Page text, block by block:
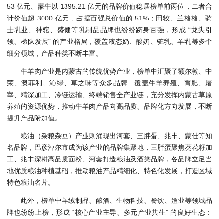
53 亿元、蒙牛以 1395.21 亿元的品牌价值稳居榜单前两位，二者合
计价值超 3000 亿元，占据百强总价值的 51%；田牧、兰格格、骑
士乳业、神驼、盛健等乳制品品牌也纷纷跻身百强，形成 “龙头引
领、梯队发展” 的产业格局，覆盖液态奶、酸奶、驼乳、羊乳等多个
细分领域，产品种类不断丰富。
牛羊肉产业是内蒙古的传统优势产业，榜单中汇聚了额尔敦、中
荣、澳菲利、沁绿、草之味等众多品牌，覆盖牛羊养殖、育肥、屠
宰、精深加工、冷链运输、终端销售全产业链，充分发挥内蒙古草原
养殖的资源优势，推动牛羊肉产品向高品质、品牌化方向发展，不断
提升产品附加值。
粮油（杂粮杂豆）产业则涌现出河套、三胖蛋、兆丰、蒙佳等知
名品牌，巴彦淖尔市成为该产业的品牌集聚地，三胖蛋聚焦葵花籽加
工、兆丰深耕高品质面粉、河套打造粮油及酒类品牌，各品牌立足当
地优质粮油种植基础，推动粮油产品精细化、特色化发展，打造区域
特色粮油名片。
此外，榜单中羊绒制品、酿酒、生物科技、餐饮、渔业等领域品
牌也纷纷上榜，形成 “核心产业主导、多元产业共生” 的良好生态：